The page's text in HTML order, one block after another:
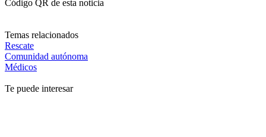
Código QR de esta noticia
Temas relacionados
Rescate
Comunidad autónoma
Médicos
Te puede interesar